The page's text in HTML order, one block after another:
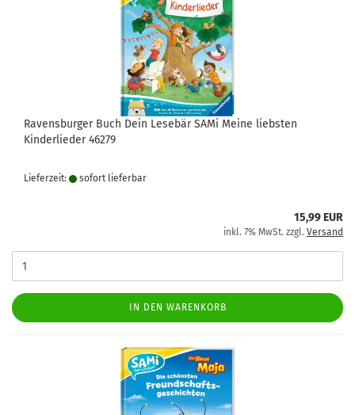
Ravensburger Buch Dein Lesebär SAMi Meine liebsten
Kinderlieder 46279
Lieferzeit: sofort lie­fer­bar
15,99 EUR
inkl. 7% MwSt. zzgl. Versand
IN DEN WARENKORB